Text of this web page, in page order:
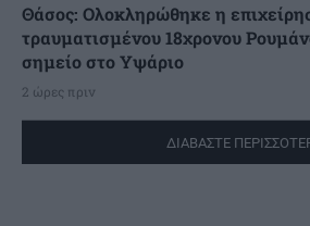
Θάσος: Ολοκληρώθηκε η
τραυματισμένου 18χρονου
σημείο στο Υψάριο
2 ώρες πριν
ΔΙΑΒΑΣΤΕ